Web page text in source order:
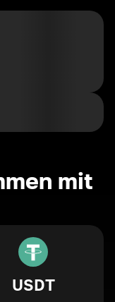
mit
USDT